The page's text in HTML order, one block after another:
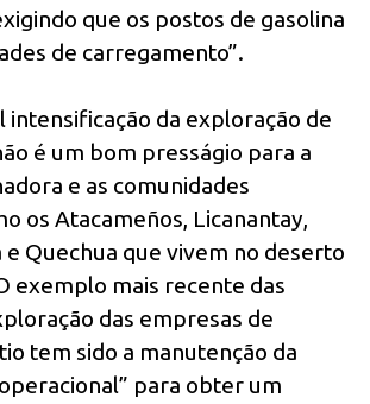
que os postos de gasolina
de carregamento”.
intensificação da exploração de
é um bom presságio para a
e as comunidades
os Atacameños, Licanantay,
e Quechua que vivem no deserto
exemplo mais recente das
das empresas de
tem sido a manutenção da
para obter um